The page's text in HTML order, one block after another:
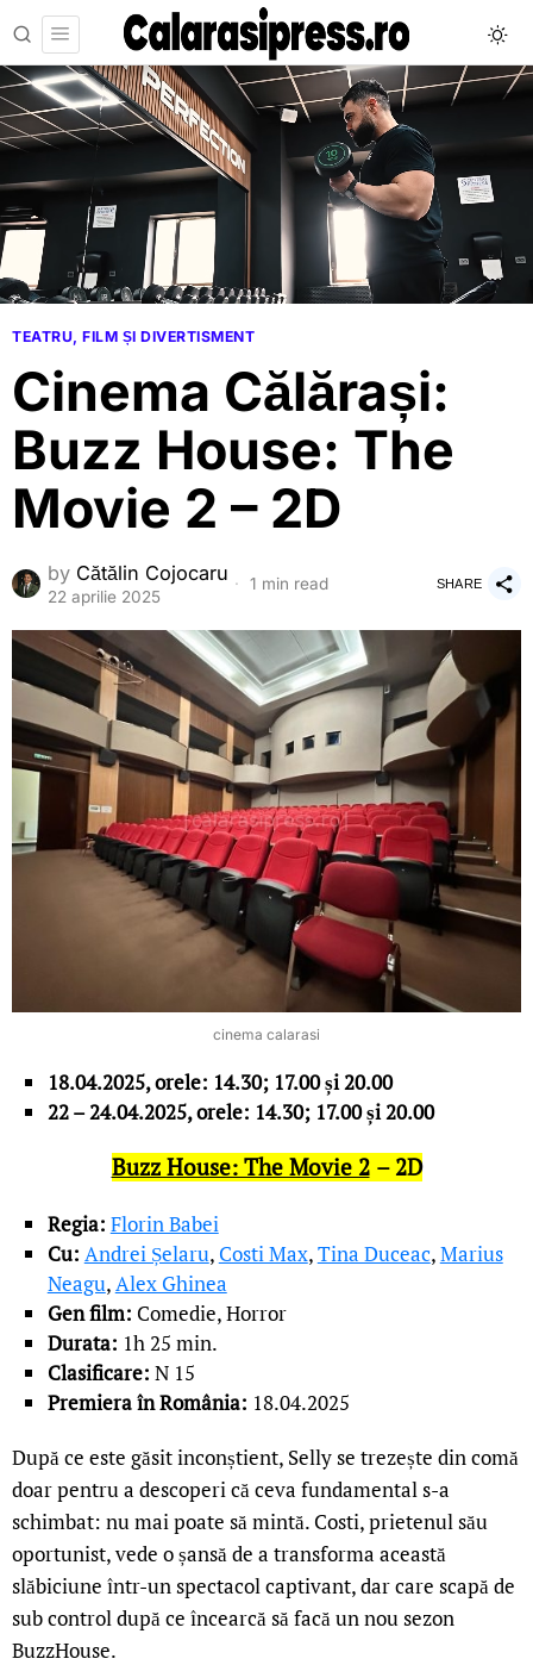
TEATRU, FILM ȘI DIVERTISMENT
Cinema Călărași:
Buzz House: The
Movie 2 – 2D
by Cătălin Cojocaru
22 aprilie 2025
1 min read SHARE
cinema calarasi
18.04.2025, orele: 14.30; 17.00 și 20.00
22 – 24.04.2025, orele: 14.30; 17.00 și 20.00
Buzz House: The Movie 2 –2D
Regia: Florin Babei
Cu: Andrei Șelaru, Costi Max,Tina Duceac,Marius
Neagu,Alex Ghinea
Gen film: Comedie, Horror
Durata: 1h 25 min.
Clasificare: N 15
Premiera în România: 18.04.2025
După ce este găsit inconștient, Selly se trezește din comă
doar pentru a descoperi că ceva fundamental s-a
schimbat: nu mai poate să mintă. Costi, prietenul său
oportunist, vede o șansă de a transforma această
slăbiciune într-un spectacol captivant, dar care scapă de
sub control după ce încearcă să facă un nou sezon
BuzzHouse.